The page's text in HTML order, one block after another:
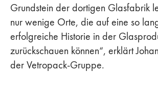
Grundstein der dortigen Glasfabrik
nur wenige Orte, die auf eine so
erfolgreiche Historie in der
zurückschauen können“, erklärt
der Vetropack-Gruppe.